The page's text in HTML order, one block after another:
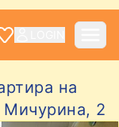
на
2